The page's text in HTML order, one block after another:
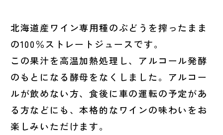
北海道産ワイン専用種のぶどうを搾ったまま
の100％ストレートジュースです。
この果汁を高温加熱処理し、アルコール発酵
のもとになる酵母をなくしました。アルコー
ルが飲めない方、食後に車の運転の予定があ
る方などにも、本格的なワインの味わいをお
楽しみいただけます。